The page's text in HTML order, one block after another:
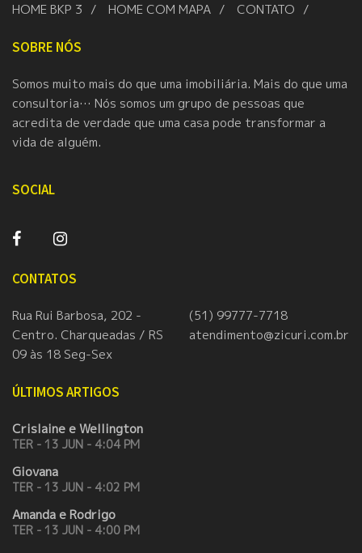
HOME BKP 3 HOME COM MAPA CONTATO
SOBRE NÓS
Somos muito mais do que uma imobiliária. Mais do que uma
consultoria… Nós somos um grupo de pessoas que
acredita de verdade que uma casa pode transformar a
vida de alguém.
SOCIAL
CONTATOS
Rua Rui Barbosa, 202 -
Centro. Charqueadas / RS
09 às 18 Seg-Sex
(51) 99777-7718
atendimento@zicuri.com.br
ÚLTIMOS ARTIGOS
Crislaine e Wellington
TER - 13 JUN - 4:04 PM
Giovana
TER - 13 JUN - 4:02 PM
Amanda e Rodrigo
TER - 13 JUN - 4:00 PM